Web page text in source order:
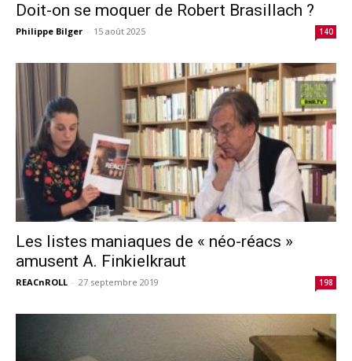
Doit-on se moquer de Robert Brasillach ?
Philippe Bilger - 15 août 2025 140
Les listes maniaques de « néo-réacs »
amusent A. Finkielkraut
REACnROLL - 27 septembre 2019 198